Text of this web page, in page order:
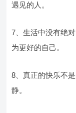
遇见的人。
7、生活中没有绝
为更好的自己。
8、真正的快乐不
静。